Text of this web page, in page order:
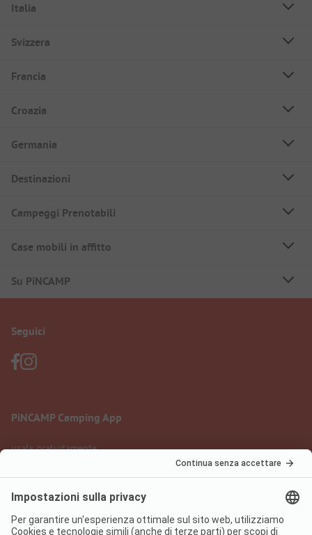
Italia
Svizzera
Francia
Croazia
Germania
Destinazioni
Campeggi Prenotabili
Case mobili in affitto
Su PiNCAMP
Seguici
PiNCAMP Camping App
usala gratuitamente
Informazione legale Condizioni d'uso